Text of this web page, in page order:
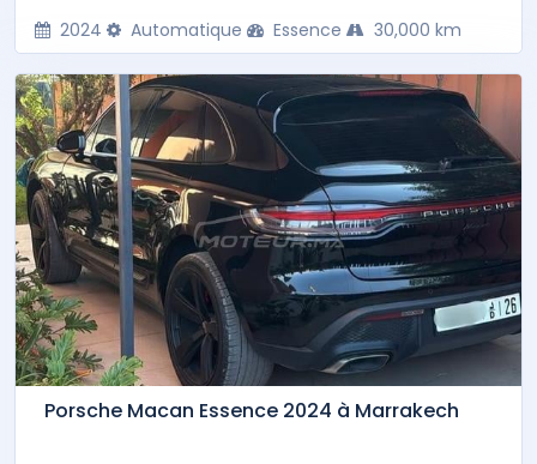
2024 Automatique Essence 30,000 km
Porsche Macan Essence 2024 à Marrakech